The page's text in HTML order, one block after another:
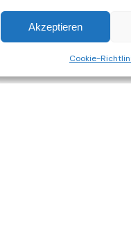
Akzeptieren
Cookie-